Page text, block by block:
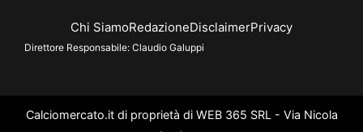
Chi SiamoRedazioneDisclaimerPrivacy
Direttore Responsabile: Claudio Galuppi
Calciomercato.it di proprietà di WEB 365 SRL - Via Nicola